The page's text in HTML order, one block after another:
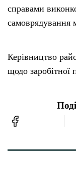
справами
самоврядування
Керівництво
щодо